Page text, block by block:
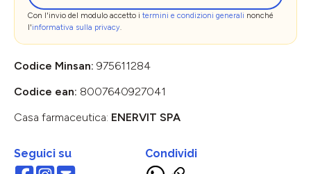
Con l'invio del modulo accetto i termini e condizioni generali nonché
l'informativa sulla privacy.
Codice Minsan: 975611284
Codice ean: 8007640927041
Casa farmaceutica: ENERVIT SPA
Seguici su Condividi